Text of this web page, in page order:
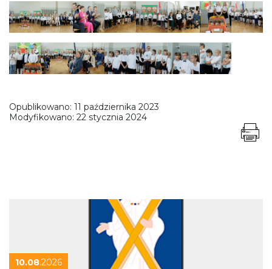
Opublikowano: 11 października 2023
Modyfikowano: 22 stycznia 2024
10.08.2026